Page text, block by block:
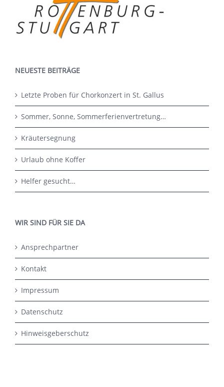
NEUESTE BEITRÄGE
Letzte Proben für Chorkonzert in St. Gallus
Sommer, Sonne, Sommerferienvertretung…
Kräutersegnung
Urlaub ohne Koffer
Helfer gesucht…
WIR SIND FÜR SIE DA
Ansprechpartner
Kontakt
Impressum
Datenschutz
Hinweisgeberschutz